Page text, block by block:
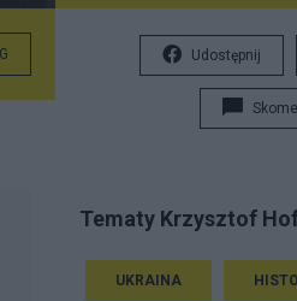
Udostępnij
Tematy Krzysztof
UKRAINA